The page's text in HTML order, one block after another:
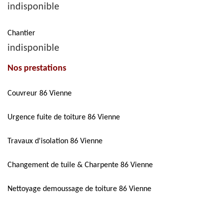
indisponible
Chantier
indisponible
Nos prestations
Couvreur 86 Vienne
Urgence fuite de toiture 86 Vienne
Travaux d'isolation 86 Vienne
Changement de tuile & Charpente 86 Vienne
Nettoyage demoussage de toiture 86 Vienne